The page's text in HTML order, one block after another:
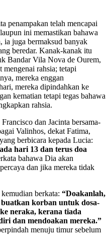
penampakan telah mencapai
ini memastikan bahawa
ia juga bermaksud banyak
beredar. Kanak-kanak itu
Bandar Vila Nova de Ourem,
mengenai rahsia; tetapi
mereka enggan
mereka dipindahkan ke
kematian tetapi tegas bahawa
rahsia.
dan Jacinta bersama-
Valinhos, dekat Fatima,
berbicara kepada Lucia:
hari 13 dan terus doa
bahawa Dia akan
dan jika mereka tidak
berkata: “Doakanlah,
korban untuk dosa-
neraka, kerana tiada
dan mendoakan mereka.”
menuju timur sebelum